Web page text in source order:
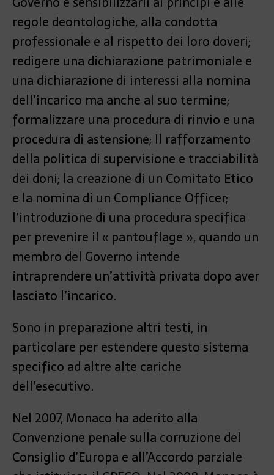
regole deontologiche, alla condotta
professionale e al rispetto dei loro doveri;
redigere una dichiarazione patrimoniale e
una dichiarazione di interessi alla nomina
dell’incarico ma anche al suo termine;
formalizzare una procedura di rinvio e una
procedura di astensione; Il rafforzamento
della politica di supervisione e tracciabilità
dei doni; la creazione di un Comitato Etico
e la nomina di un Compliance Officer;
l’introduzione di una procedura specifica
per prevenire il « pantouflage », quando un
membro del Governo intende
intraprendere un’attività privata dopo aver
lasciato l’incarico.
Sono in preparazione altri testi, in
particolare per estendere questo sistema
specifico ad altre alte cariche
dell’esecutivo.
Nel 2007, Monaco ha aderito alla
Convenzione penale sulla corruzione del
Consiglio d’Europa e all’Accordo parziale